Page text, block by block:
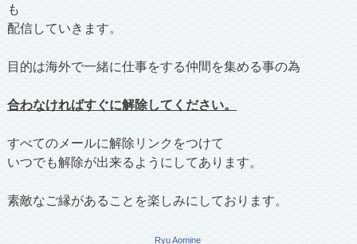
も
配信していきます。
目的は海外で一緒に仕事をする仲間を集める事の為
合わなければすぐに解除してください。
すべてのメールに解除リンクをつけて
いつでも解除が出来るようにしてあります。
素敵なご縁があることを楽しみにしております。
Ryu Aomine